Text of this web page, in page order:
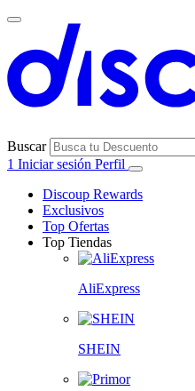
Buscar
1 Iniciar sesión Perfil
Discoup Rewards
Exclusivos
Top Ofertas
Top Tiendas
AliExpress
SHEIN